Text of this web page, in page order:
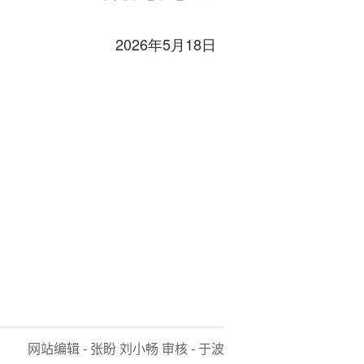
2026年5月18日
网站编辑 - 张盼 刘小畅 审核 - 于波